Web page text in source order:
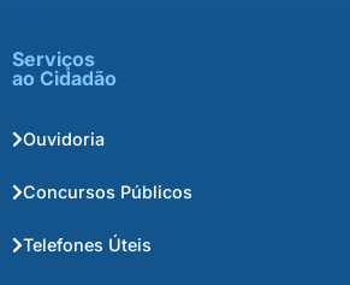
Serviços
ao Cidadão
Ouvidoria
Concursos Públicos
Telefones Úteis